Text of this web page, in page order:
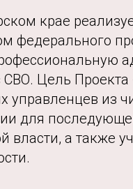
крае
федерального
Цель Проекта
из
для
власти, а также